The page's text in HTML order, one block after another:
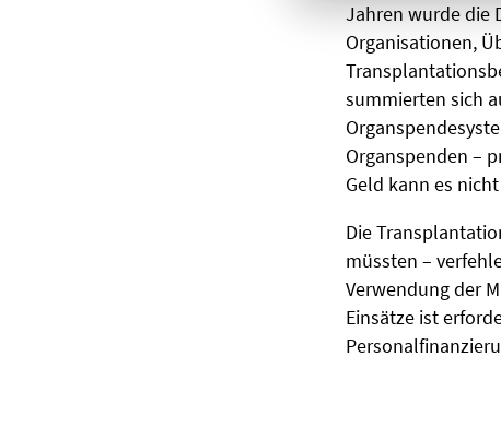
Jahren wurde die
Organisationen,
summierten sich
Organspenden –
Geld kann es
Die
müssten –
Verwendung der
Einsätze ist